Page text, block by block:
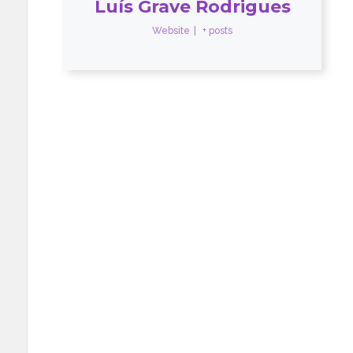
Luís Grave Rodrigues
Website + posts